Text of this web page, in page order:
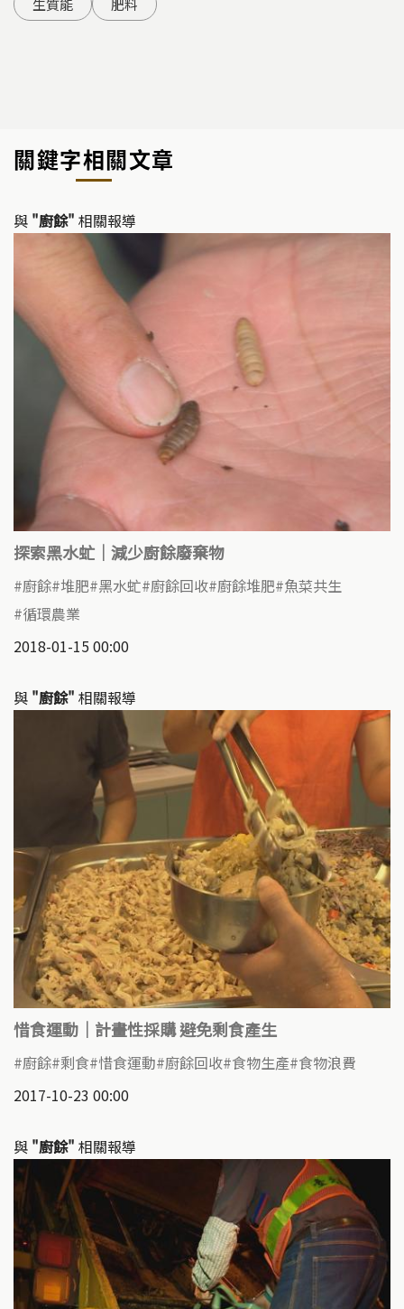
生質能 肥料
關鍵字相關文章
與 "廚餘" 相關報導
探索黑水虻｜減少廚餘廢棄物
廚餘 堆肥 黑水虻 廚餘回收 廚餘堆肥 魚菜共生
循環農業
2018-01-15 00:00
與 "廚餘" 相關報導
惜食運動｜計畫性採購 避免剩食產生
廚餘 剩食 惜食運動 廚餘回收 食物生產 食物浪費
2017-10-23 00:00
與 "廚餘" 相關報導